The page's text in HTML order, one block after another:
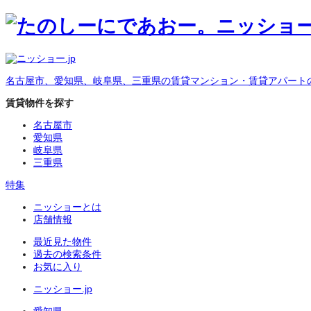
名古屋市、愛知県、岐阜県、三重県の賃貸マンション・賃貸アパート
賃貸物件を探す
名古屋市
愛知県
岐阜県
三重県
特集
ニッショーとは
店舗情報
最近見た物件
過去の検索条件
お気に入り
ニッショー.jp